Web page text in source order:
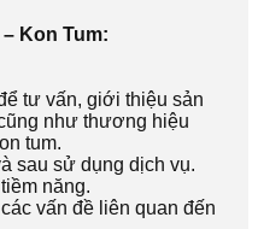
Kon Tum:
tư vấn, giới thiệu sản
như thương hiệu
tum.
sau sử dụng dịch vụ.
năng.
vấn đề liên quan đến